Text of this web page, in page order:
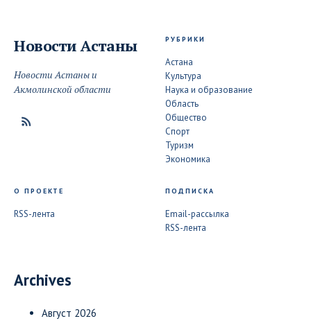
Новости Астаны
Новости Астаны и
Акмолинской области
РУБРИКИ
Астана
Культура
Наука и образование
Область
Общество
Спорт
Туризм
Экономика
О ПРОЕКТЕ
RSS-лента
ПОДПИСКА
Email-рассылка
RSS-лента
Archives
Август 2026